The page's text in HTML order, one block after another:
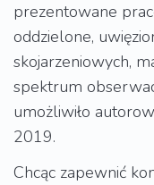
prezentowane
oddzielone,
skojarzeniowych,
spektrum
umożliwiło
2019.
Chcąc zapewnić